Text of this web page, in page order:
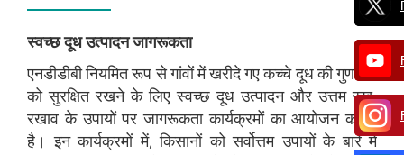
स्वच्छ दूध उत्पादन जागरूकता
एनडीडीबी नियमित रूप से गांवों में खरीदे गए कच्चे दूध की गुणवत्ता
को सुरक्षित रखने के लिए स्वच्छ दूध उत्पादन और उत्तम रख-
रखाव के उपायों पर जागरूकता कार्यक्रमों का आयोजन करती
है। इन कार्यक्रमों में, किसानों को सर्वोत्तम उपायों के बारे में